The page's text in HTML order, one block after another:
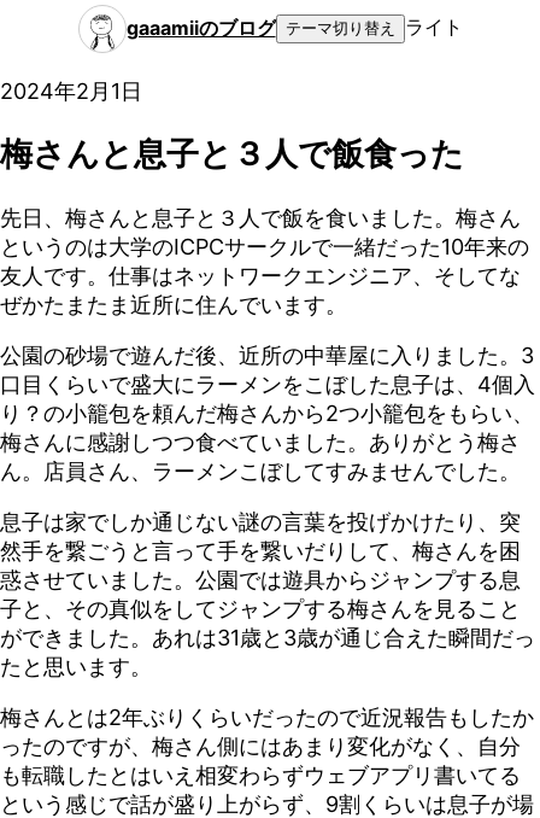
gaaamiiのブログ テーマ切り替え ライト
2024年2月1日
梅さんと息子と３人で飯食った
先日、梅さんと息子と３人で飯を食いました。梅さん
というのは大学のICPCサークルで一緒だった10年来の
友人です。仕事はネットワークエンジニア、そしてな
ぜかたまたま近所に住んでいます。
公園の砂場で遊んだ後、近所の中華屋に入りました。3
口目くらいで盛大にラーメンをこぼした息子は、4個入
り？の小籠包を頼んだ梅さんから2つ小籠包をもらい、
梅さんに感謝しつつ食べていました。ありがとう梅さ
ん。店員さん、ラーメンこぼしてすみませんでした。
息子は家でしか通じない謎の言葉を投げかけたり、突
然手を繋ごうと言って手を繋いだりして、梅さんを困
惑させていました。公園では遊具からジャンプする息
子と、その真似をしてジャンプする梅さんを見ること
ができました。あれは31歳と3歳が通じ合えた瞬間だっ
たと思います。
梅さんとは2年ぶりくらいだったので近況報告もしたか
ったのですが、梅さん側にはあまり変化がなく、自分
も転職したとはいえ相変わらずウェブアプリ書いてる
という感じで話が盛り上がらず、9割くらいは息子が場